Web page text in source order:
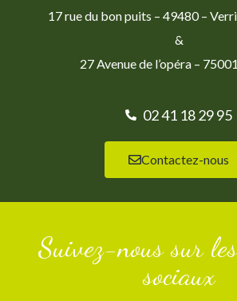
17 rue du bon puits – 49480 –
&
27 Avenue de l’opéra –
02 41 18 29 95
Contactez-nous
Suivez-nous sur
sociaux